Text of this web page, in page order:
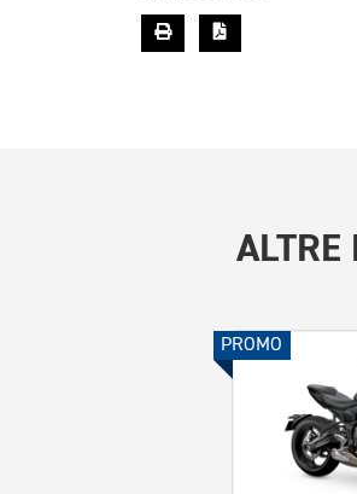
ALTRE
PROMO